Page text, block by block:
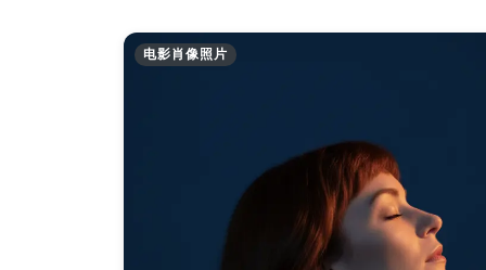
电影肖像照片